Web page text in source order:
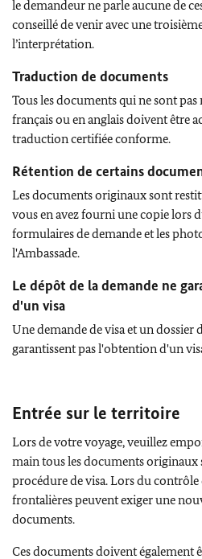
le demandeur ne parle aucune de
conseillé de venir avec une
l’interprétation.
Traduction de documents
Tous les documents qui ne sont pas
français ou en anglais doivent être
traduction certifiée conforme.
Rétention de certains
Les documents originaux sont
vous en avez fourni une copie lors
formulaires de demande et les
l'Ambassade.
Le dépôt de la demande ne
d'un visa
Une demande de visa et un dossier
garantissent pas l'obtention d'un
Entrée sur le territoire
Lors de votre voyage, veuillez
main tous les documents originaux
procédure de visa. Lors du contrôle
frontalières peuvent exiger une
documents.
Ces documents doivent également